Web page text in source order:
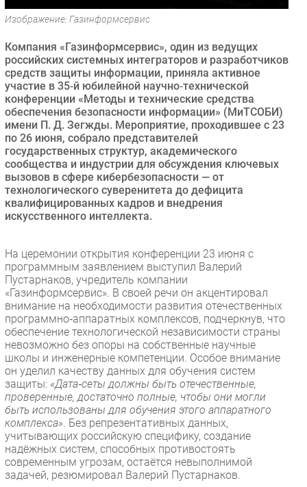
Безопасность
CIO/Управление ИТ
Гаджеты
Здоровье
РАЗДЕЛЫ
Новости
Аналитика
Интервью
Мероприятия
IT класс
Тестовый стенд
Каталог компаний
Изображение: Газинформсервис
Компания «Газинформсервис», один из ведущих
российских системных интеграторов и разработчиков
средств защиты информации, приняла активное
участие в 35‑й юбилейной научно‑технической
конференции «Методы и технические средства
обеспечения безопасности информации» (МиТСОБИ)
имени П. Д. Зегжды. Мероприятие, проходившее с 23
по 26 июня, собрало представителей
государственных структур, академического
сообщества и индустрии для обсуждения ключевых
вызовов в сфере кибербезопасности — от
технологического суверенитета до дефицита
квалифицированных кадров и внедрения
искусственного интеллекта.
На церемонии открытия конференции 23 июня с
программным заявлением выступил Валерий
Пустарнаков, учредитель компании
«Газинформсервис». В своей речи он акцентировал
внимание на необходимости развития отечественных
программно‑аппаратных комплексов, подчеркнув, что
обеспечение технологической независимости страны
невозможно без опоры на собственные научные
школы и инженерные компетенции. Особое внимание
он уделил качеству данных для обучения систем
защиты: «Дата‑сеты должны быть отечественные,
проверенные, достаточно полные, чтобы они могли
быть использованы для обучения этого аппаратного
комплекса» . Без репрезентативных данных,
учитывающих российскую специфику, создание
надёжных систем, способных противостоять
современным угрозам, остаётся невыполнимой
задачей, резюмировал Валерий Пустарнаков.